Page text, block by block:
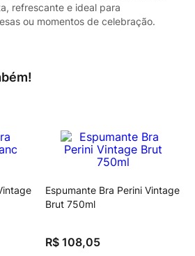
refrescante e ideal para
ou momentos de celebração.
Espumante Bra Perini Vintage
Brut 750ml
R$ 108,05